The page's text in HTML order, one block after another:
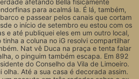
para acalmá la. É lá, também,
e passear pelos canais que cortam
o início de setembro eu estou com os
e até publiquei eles em um outro local,
tinha a coluna no iG resolvi compartilhar
Nat vê Duca na praça e tenta falar
o pinguim também escapa. Em 892
do Conselho da Vila de Limoeiro.
Até a sua casa é decorada assim.